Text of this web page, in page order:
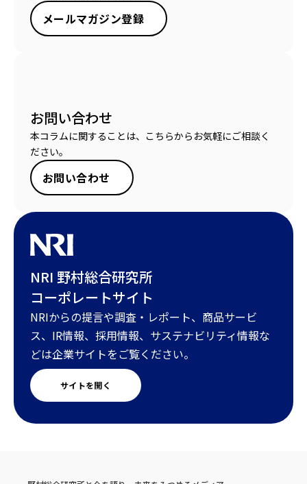
メールマガジン登録
お問い合わせ
本コラムに関することは、こちらからお気軽にご相談く
ださい。
お問い合わせ
NRI 野村総合研究所
コーポレートサイト
NRIからの提言や調査・レポート、商品サービ
ス、IR情報、採用情報、サステナビリティ情報な
どは企業サイトをご覧ください。
サイトを開く